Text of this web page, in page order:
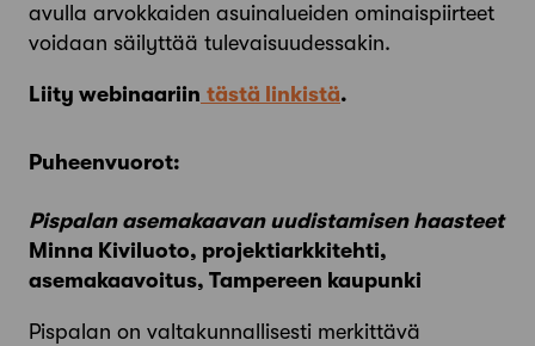
avulla arvokkaiden asuinalueiden ominaispiirteet
voidaan säilyttää tulevaisuudessakin.
Liity webinaariin tästä linkistä.
Puheenvuorot:
Pispalan asemakaavan uudistamisen haasteet
Minna Kiviluoto, projektiarkkitehti,
asemakaavoitus, Tampereen kaupunki
Pispalan on valtakunnallisesti merkittävä